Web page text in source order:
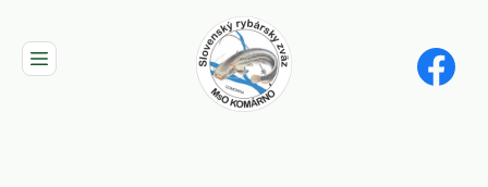
main